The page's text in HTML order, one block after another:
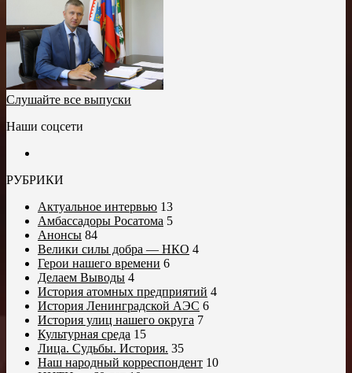
Слушайте все выпуски
Наши соцсети
РУБРИКИ
Актуальное интервью 13
Амбассадоры Росатома 5
Анонсы 84
Велики силы добра — НКО 4
Герои нашего времени 6
Делаем Выводы 4
История атомных предприятий 4
История Ленинградской АЭС 6
История улиц нашего округа 7
Культурная среда 15
Лица. Судьбы. История. 35
Наш народный корреспондент 10